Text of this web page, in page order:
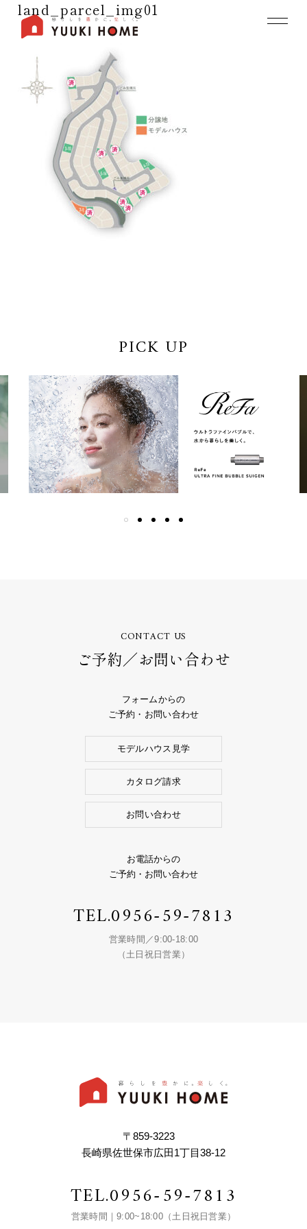
land_parcel_img01
PICK UP
CONTACT US
ご予約／お問い合わせ
フォームからの
ご予約・お問い合わせ
モデルハウス見学
カタログ請求
お問い合わせ
お電話からの
ご予約・お問い合わせ
TEL.0956-59-7813
営業時間／9:00-18:00
（土日祝日営業）
〒859-3223
長崎県佐世保市広田1丁目38-12
TEL.0956-59-7813
営業時間｜9:00~18:00（土日祝日営業）